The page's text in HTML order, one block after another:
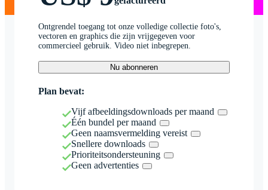
Ontgrendel toegang tot onze volledige collectie foto's,
vectoren en graphics die zijn vrijgegeven voor
commercieel gebruik. Video niet inbegrepen.
Nu abonneren
Plan bevat:
Vijf afbeeldingsdownloads per maand
Één bundel per maand
Geen naamsvermelding vereist
Snellere downloads
Prioriteitsondersteuning
Geen advertenties